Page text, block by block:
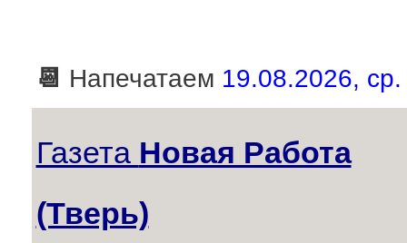
📆 Напечатаем 19.08.2026, ср.
Газета Новая Работа
(Тверь)